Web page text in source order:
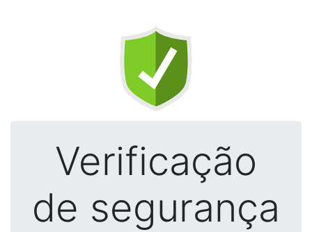
Verificação
de segurança